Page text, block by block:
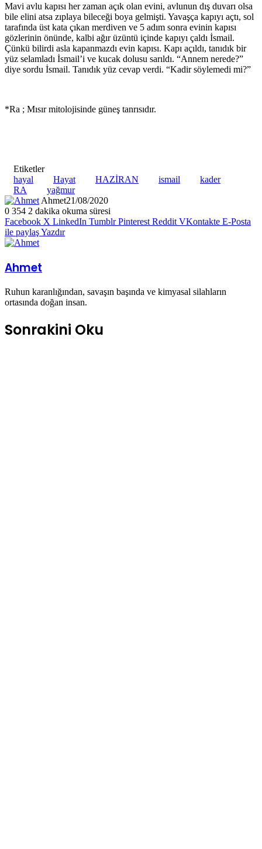
Mavi avlu kapısı her zaman açık olan evini, avlunun dış duvarı olsa
bile elini atsa zıplaya bileceği boya gelmişti. Yavaşça kapıyı açtı, sol
tarafında üst kata çıkan merdiven ve 5 adım sonra evinin kapısı
gözlerinin önünde, kalbi ağır üzüntü içinde kapıyı çaldı İsmail.
Çünkü bilirdi asla kapanmazdı evin kapısı. Kapı açıldı, tanıdık bir
yüz selamladı İsmail’i ve kucak dolusu sarıldı. “Annem nerede?”
diye sordu İsmail. Tanıdık yüz cevap verdi. “Kadir söylemedi mi?”
*Ra ; Mısır mitolojisinde güneş tanrısıdır.
Etiketler
hayal
Hayat HAZİRAN ismail
kader
RA
yağmur
Ahmet21/08/2020
0 354 2 dakika okuma süresi
Facebook X LinkedIn Tumblr Pinterest Reddit VKontakte E-Posta
ile paylaşYazdır
Ahmet
Ruhun karanlığından, savaşın başında ve kimyasal silahların
ortasında doğan insan.
Sonrakini Oku